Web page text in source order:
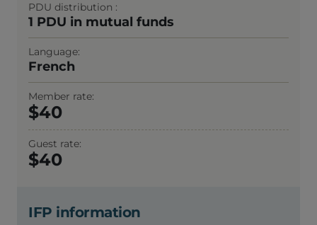
PDU distribution
1 PDU in mutual funds
Language
French
Member rate
40
Guest rate
40
IFP information